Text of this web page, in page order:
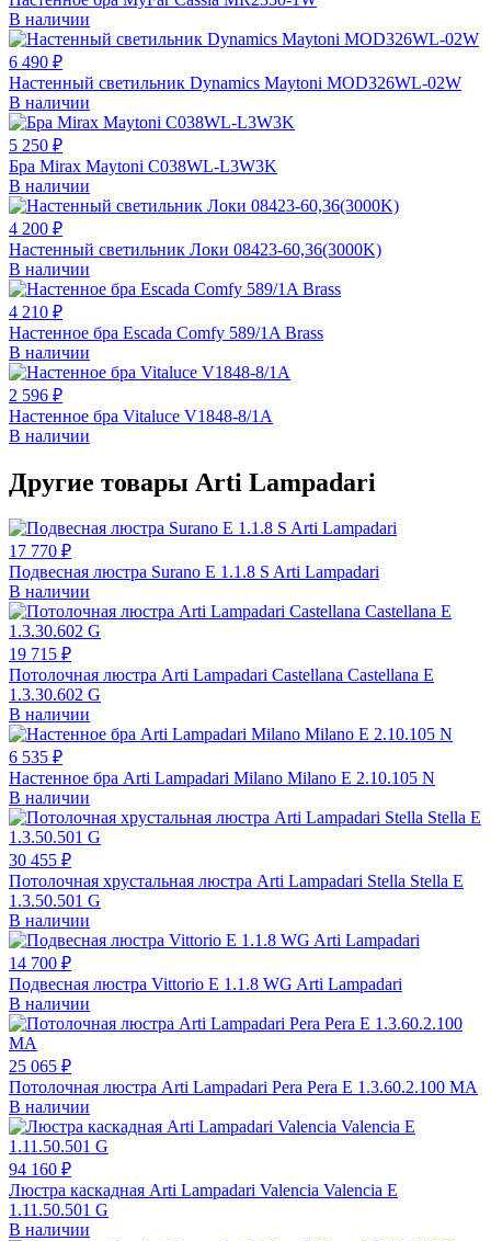
В наличии
6 490 ₽
Настенный светильник Dynamics Maytoni MOD326WL-02W
В наличии
5 250 ₽
Бра Mirax Maytoni C038WL-L3W3K
В наличии
4 200 ₽
Настенный светильник Локи 08423-60,36(3000K)
В наличии
4 210 ₽
Настенное бра Escada Comfy 589/1A Brass
В наличии
2 596 ₽
Настенное бра Vitaluce V1848-8/1A
В наличии
Другие товары Arti Lampadari
17 770 ₽
Подвесная люстра Surano E 1.1.8 S Arti Lampadari
В наличии
19 715 ₽
Потолочная люстра Arti Lampadari Castellana Castellana E
1.3.30.602 G
В наличии
6 535 ₽
Настенное бра Arti Lampadari Milano Milano E 2.10.105 N
В наличии
30 455 ₽
Потолочная хрустальная люстра Arti Lampadari Stella Stella E
1.3.50.501 G
В наличии
14 700 ₽
Подвесная люстра Vittorio E 1.1.8 WG Arti Lampadari
В наличии
25 065 ₽
Потолочная люстра Arti Lampadari Pera Pera E 1.3.60.2.100 MA
В наличии
94 160 ₽
Люстра каскадная Arti Lampadari Valencia Valencia E
1.11.50.501 G
В наличии